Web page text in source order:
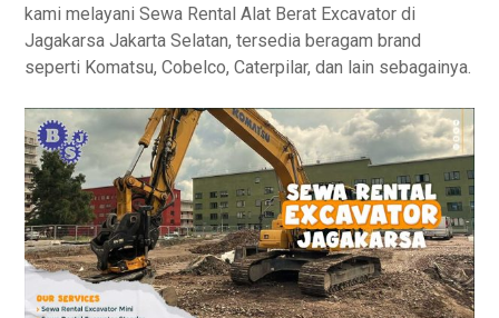
kami melayani Sewa Rental Alat Berat Excavator di
Jagakarsa Jakarta Selatan, tersedia beragam brand
seperti Komatsu, Cobelco, Caterpilar, dan lain sebagainya.